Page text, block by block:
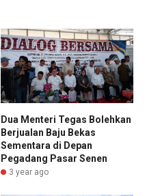
Dua Menteri Tegas Bolehkan
Berjualan Baju Bekas
Sementara di Depan
Pegadang Pasar Senen
3 year ago